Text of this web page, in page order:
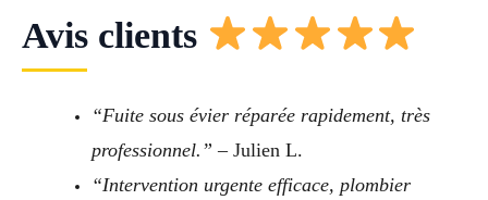
Avis clients
“Fuite sous évier réparée rapidement, très
professionnel.” – Julien L.
“Intervention urgente efficace, plombier